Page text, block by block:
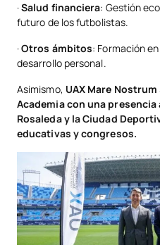
·Salud financiera: Gestión
futuro de los futbolistas.
·Otros ámbitos: Formación
desarrollo personal.
Asimismo, UAX Mare
Academia con una presencia
Rosaleda y la Ciudad
educativas y congresos.